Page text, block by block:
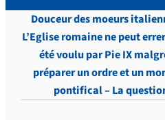
Douceur des moeurs
L’Eglise romaine ne peut
été voulu par Pie IX
préparer un ordre et un
pontifical – La